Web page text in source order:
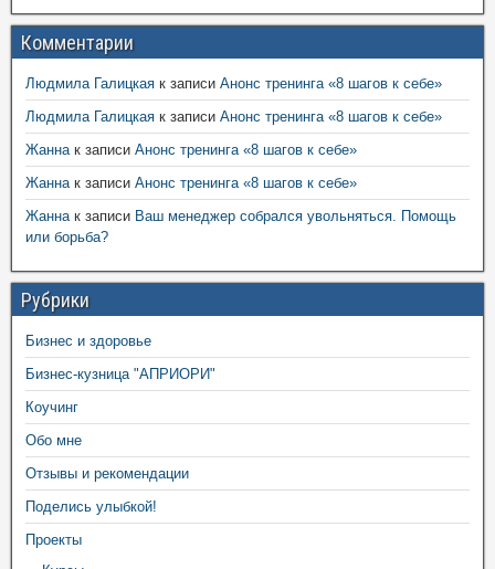
Комментарии
Людмила Галицкая к записи Анонс тренинга «8 шагов к себе»
Людмила Галицкая к записи Анонс тренинга «8 шагов к себе»
Жаннак записи Анонс тренинга «8 шагов к себе»
Жаннак записи Анонс тренинга «8 шагов к себе»
Жаннак записи Ваш менеджер собрался увольняться. Помощь
или борьба?
Рубрики
Бизнес и здоровье
Бизнес-кузница "АПРИОРИ"
Коучинг
Обо мне
Отзывы и рекомендации
Поделись улыбкой!
Проекты